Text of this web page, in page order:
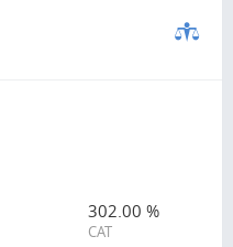
302.00 %
CAT